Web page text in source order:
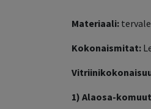
Materiaali:
Kokonaismitat:
1) Alaosa-